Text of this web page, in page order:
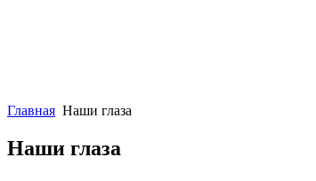
Главная Наши глаза
Наши глаза